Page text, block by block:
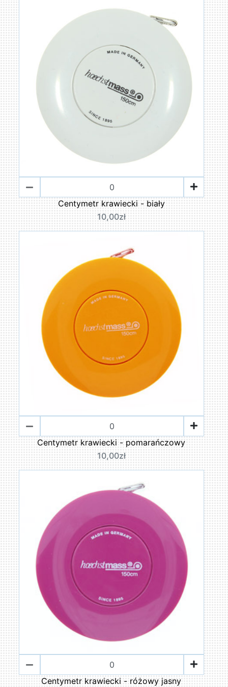
Centymetr krawiecki - biały
10,00zł
Centymetr krawiecki - pomarańczowy
10,00zł
Centymetr krawiecki - różowy jasny